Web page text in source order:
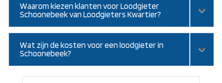
Waarom kiezen klanten voor Loodgieter
Schoonebeek van Loodgieters Kwartier?
Wat zijn de kosten voor een loodgieter in
Schoonebeek?